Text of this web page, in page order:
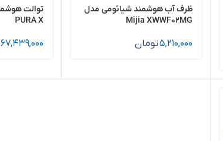
ظرف آب هوشمند شیائومی مدل
Mijia XWWF02MG
5,210,000تومان
PURA X
67,439,000